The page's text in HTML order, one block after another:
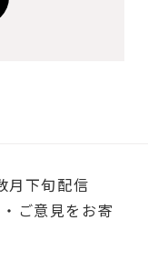
月下旬配信
ご意見をお寄